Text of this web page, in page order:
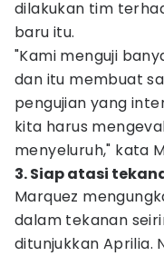
dilakukan tim
baru itu.
"Kami menguji
dan itu membuat
pengujian yang
kita harus
menyeluruh," kata
3. Siap atasi
Marquez
dalam tekanan
ditunjukkan Aprilia.